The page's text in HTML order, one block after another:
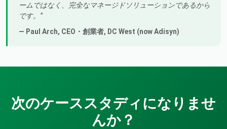
ームではなく、完全なマネージドソリューションであるから
です。
— Paul Arch, CEO・創業者, DC West (now Adisyn)
次のケーススタディになりませ
んか？